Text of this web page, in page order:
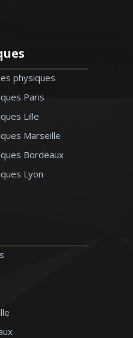
(SVT) – Lyon
physiques
Paris
Lille
Marseille
Bordeaux
Lyon